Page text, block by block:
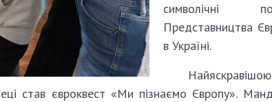
символічні
Представництва
в Україні.
став євроквест «Ми пізнаємо Європу».